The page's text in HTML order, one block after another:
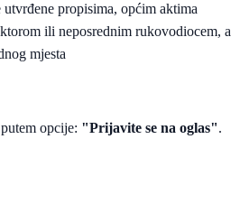
propisima, općim aktima
ili neposrednim rukovodiocem, a
mjesta
opcije: "Prijavite se na oglas".